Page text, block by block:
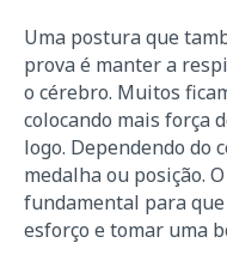
Uma postura que
prova é manter a
o cérebro. Muitos
colocando mais força
logo. Dependendo do
medalha ou posição.
fundamental para
esforço e tomar uma